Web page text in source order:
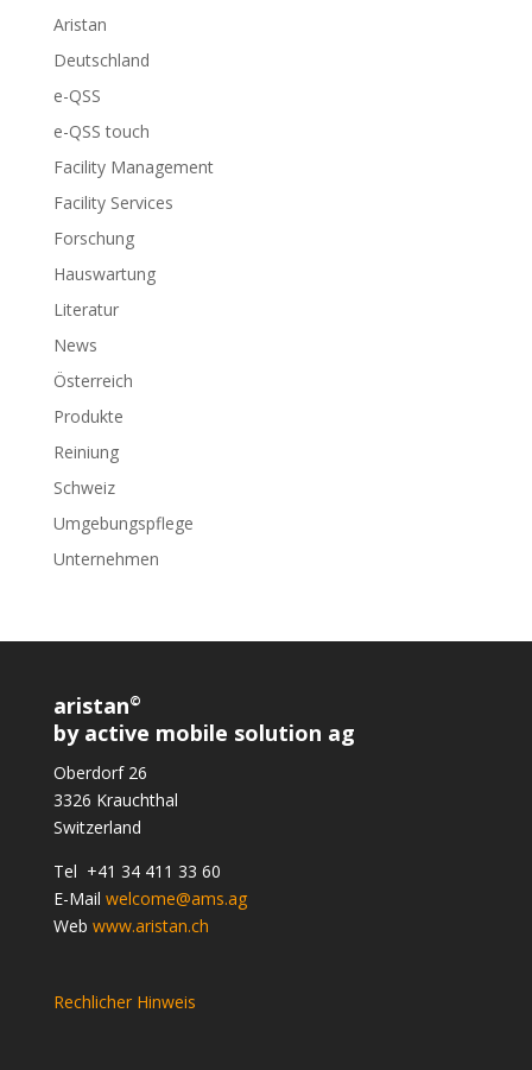
Aristan
Deutschland
e-QSS
e-QSS touch
Facility Management
Facility Services
Forschung
Hauswartung
Literatur
News
Österreich
Produkte
Reiniung
Schweiz
Umgebungspflege
Unternehmen
aristan©
by active mobile solution ag
Oberdorf 26
3326 Krauchthal
Switzerland
Tel +41 34 411 33 60
E-Mail welcome@ams.ag
Web www.aristan.ch
Rechlicher Hinweis